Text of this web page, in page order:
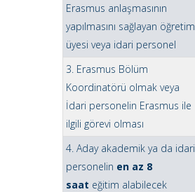
Erasmus anlaşmasının
yapılmasını sağlayan öğretim
üyesi veya idari personel
3. Erasmus Bölüm
Koordinatörü olmak veya
İdari personelin Erasmus ile
ilgili görevi olması
4. Aday akademik ya da idari
personelin en az 8
saat eğitim alabilecek